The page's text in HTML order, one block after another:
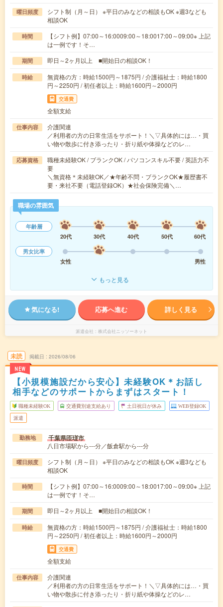
曜日頻度
シフト制（月～日） ※平日のみなどの相談もOK ※週3なども
相談OK
時間
【シフト例】07:00～16:0009:00～18:0017:00～09:00※ 上記
は一例です！そ…
期間 即日～2ヶ月以上 ■開始日の相談OK！
時給
無資格の方：時給1500円～1875円 / 介護福祉士：時給1800
円～2250円 / 初任者以上：時給1600円～2000円
交通費
全額支給
仕事内容
介護関連
／利用者の方の日常生活をサポート！＼▽具体的には…・買
い物や散歩に付き添ったり・折り紙や体操などのレ…
応募資格
職種未経験OK / ブランクOK / パソコンスキル不要 / 英語力不
要
＼無資格＊未経験OK／★年齢不問・ブランクOK★履歴書不
要・来社不要（電話登録OK）★社会保険完備＼…
職場の雰囲気
年齢層
20代
30代 40代 50代
60代
男女比率
女性
男性
もっと見る
気になる! 応募へ進む 詳しく見る
派遣会社 株式会社ニッソーネット
未読
NEW
掲載日 2026/08/06
【小規模施設だから安心】未経験OK＊お話し
相手などのサポートからまずはスタート！
職種未経験OK 交通費別途支給あり 土日祝日が休み WEB登録OK
派遣
勤務地 千葉県匝瑳市
八日市場駅から---分／飯倉駅から---分
曜日頻度
シフト制（月～日） ※平日のみなどの相談もOK ※週3なども
相談OK
時間
【シフト例】07:00～16:0009:00～18:0017:00～09:00※ 上記
は一例です！そ…
期間 即日～2ヶ月以上 ■開始日の相談OK！
時給
無資格の方：時給1500円～1875円 / 介護福祉士：時給1800
円～2250円 / 初任者以上：時給1600円～2000円
交通費
全額支給
仕事内容
介護関連
／利用者の方の日常生活をサポート！＼▽具体的には…・買
い物や散歩に付き添ったり・折り紙や体操などのレ…